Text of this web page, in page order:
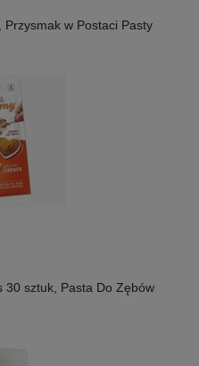
w Postaci Pasty
30 sztuk, Pasta Do Zębów